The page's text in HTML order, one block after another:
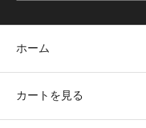
ホーム
カートを見る